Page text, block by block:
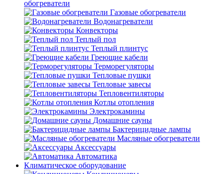
обогреватели
Газовые обогреватели
Водонагреватели
Конвекторы
Теплый пол
Теплый плинтус
Греющие кабели
Терморегуляторы
Тепловые пушки
Тепловые завесы
Тепловентиляторы
Котлы отопления
Электрокамины
Домашние сауны
Бактерицидные лампы
Масляные обогреватели
Аксессуары
Автоматика
Климатическое оборудование